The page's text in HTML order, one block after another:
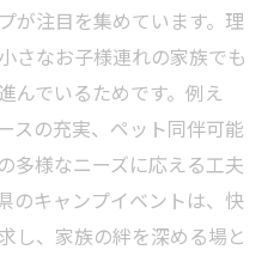
が注目を集めています。理
さなお子様連れの家族でも
んでいるためです。例え
スの充実、ペット同伴可能
多様なニーズに応える工夫
のキャンプイベントは、快
し、家族の絆を深める場と